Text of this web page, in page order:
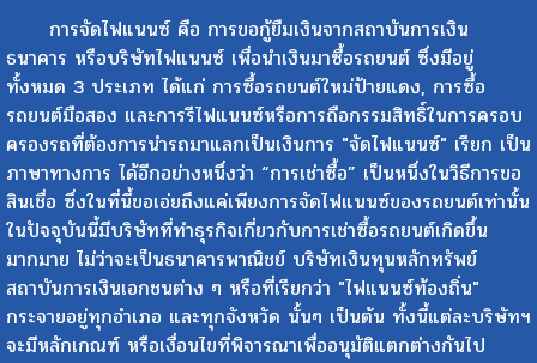
การจัดไฟแนนซ์ คือ การขอกู้ยืมเงินจากสถาบันการเงิน
ธนาคาร หรือบริษัทไฟแนนซ์ เพื่อนำเงินมาซื้อรถยนต์ ซึ่งมีอยู่
ทั้งหมด 3 ประเภท ได้แก่ การซื้อรถยนต์ใหม่ป้ายแดง, การซื้อ
รถยนต์มือสอง และการรีไฟแนนซ์หรือการถือกรรมสิทธิ์ในการครอบ
ครองรถที่ต้องการนำรถมาแลกเป็นเงินการ "จัดไฟแนนซ์" เรียก เป็น
ภาษาทางการ ได้อีกอย่างหนึ่งว่า “การเช่าซื้อ” เป็นหนึ่งในวิธีการขอ
สินเชื่อ ซึ่งในที่นี้ขอเอ่ยถึงแค่เพียงการจัดไฟแนนซ์ของรถยนต์เท่านั้น
ในปัจจุบันนี้มีบริษัทที่ทำธุรกิจเกี่ยวกับการเช่าซื้อรถยนต์เกิดขึ้น
มากมาย ไม่ว่าจะเป็นธนาคารพาณิชย์ บริษัทเงินทุนหลักทรัพย์
สถาบันการเงินเอกชนต่าง ๆ หรือที่เรียกว่า "ไฟแนนซ์ท้องถิ่น"
กระจายอยู่ทุกอำเภอ และทุกจังหวัด นั้นๆ เป็นต้น ทั้งนี้แต่ละบริษัทฯ
จะมีหลักเกณฑ์ หรือเงื่อนไขที่พิจารณาเพื่ออนุมัติแตกต่างกันไป